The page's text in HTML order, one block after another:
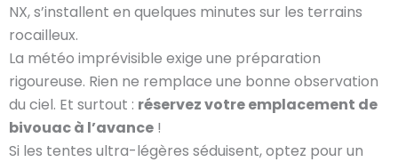
NX, s’installent en quelques minutes sur les terrains
rocailleux.
La météo imprévisible exige une préparation
rigoureuse. Rien ne remplace une bonne observation
du ciel. Et surtout : réservez votre emplacement de
bivouac à l’avance !
Si les tentes ultra-légères séduisent, optez pour un